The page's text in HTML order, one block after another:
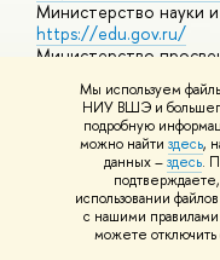
Мы используем
НИУ ВШЭ и большего
подробную
можно найти здесь,
данных –здесь.
использовании
с нашими
можете отключить
Министерство науки
https://edu.gov.ru/
Министерство
Массовые открытые
© НИУ ВШЭ 1993–2026
использования
Шрифты HSE Sans и HSE